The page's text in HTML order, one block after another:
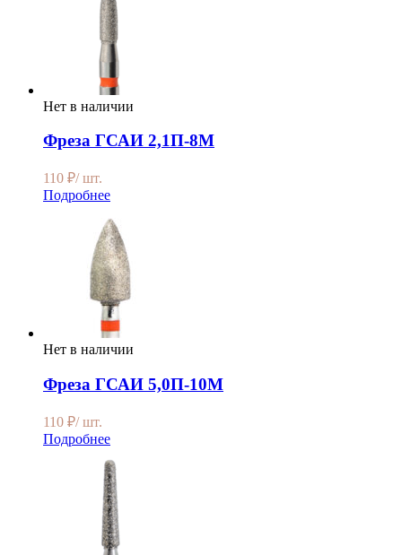
Нет в наличии
Фреза ГСАИ 2,1П-8М
110 ₽/ шт.
Подробнее
Нет в наличии
Фреза ГСАИ 5,0П-10М
110 ₽/ шт.
Подробнее